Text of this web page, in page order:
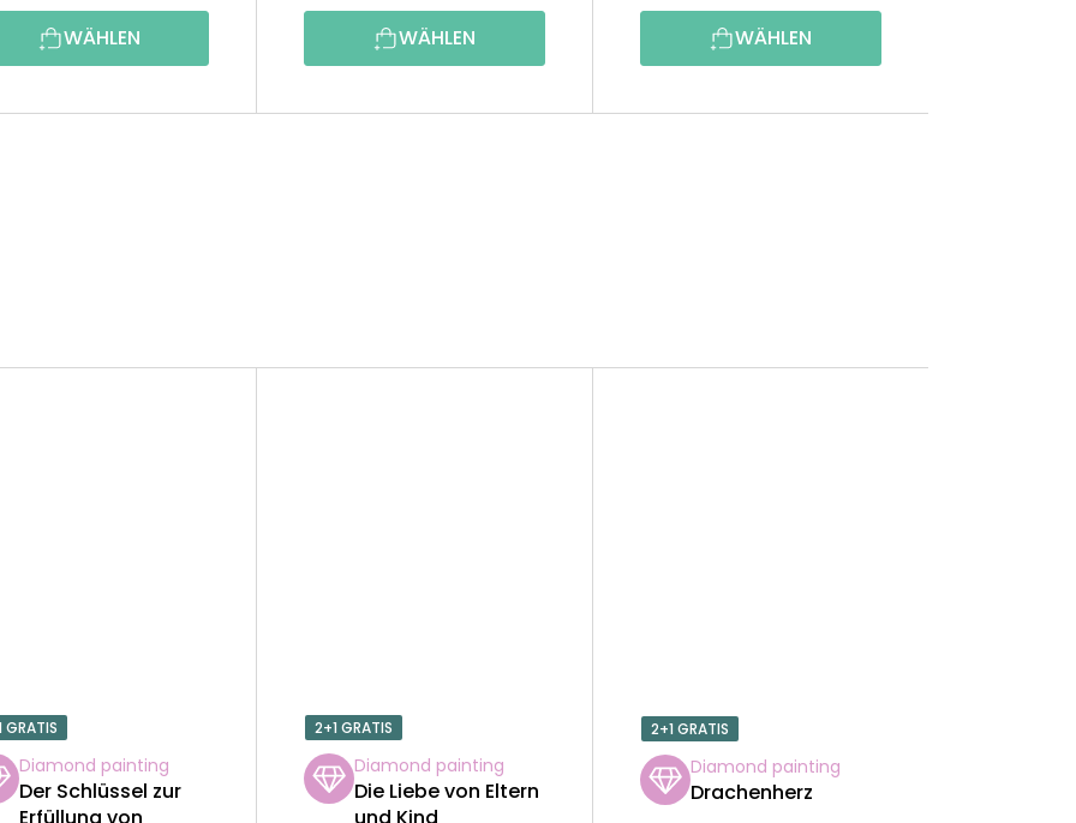
WÄHLEN WÄHLEN WÄHLEN
GRATIS
Diamond painting
Der Schlüssel zur
Erfüllung von
2+1 GRATIS
Diamond painting
Die Liebe von Eltern
und Kind
2+1 GRATIS
Diamond painting
Drachenherz